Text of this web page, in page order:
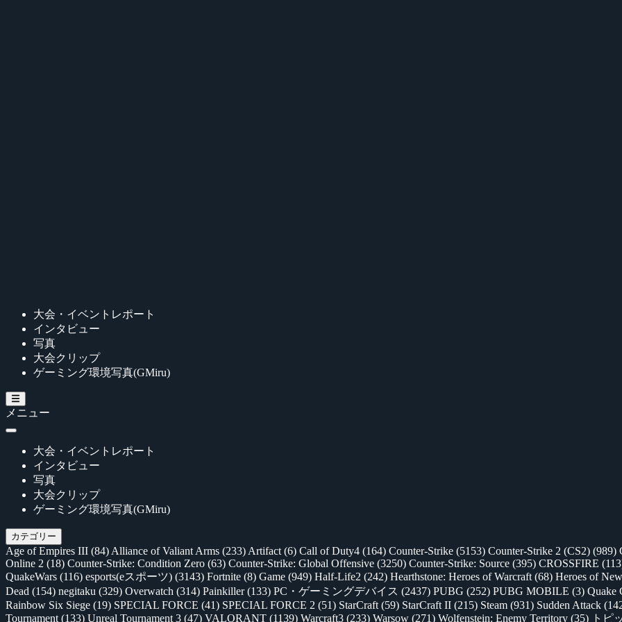
大会・イベントレポート
インタビュー
写真
大会クリップ
ゲーミング環境写真(GMiru)
メニュー
大会・イベントレポート
インタビュー
写真
大会クリップ
ゲーミング環境写真(GMiru)
カテゴリー
Age of Empires III (84) Alliance of Valiant Arms (233) Artifact (6) Call of Duty4 (164) Counter-Strike (5153) Counter-Strike 2 (CS2) (989)
Online 2 (18) Counter-Strike: Condition Zero (63) Counter-Strike: Global Offensive (3250) Counter-Strike: Source (395) CROSSFIRE
QuakeWars (116) esports(eスポーツ) (3143) Fortnite (8) Game (949) Half-Life2 (242) Hearthstone: Heroes of Warcraft (68) Heroes of
Dead (154) negitaku (329) Overwatch (314) Painkiller(133) PC・ゲーミングデバイス (2437) PUBG (252) PUBG MOBILE (3) Quake
Rainbow Six Siege (19) SPECIAL FORCE (41) SPECIAL FORCE 2 (51) StarCraft (59) StarCraft II (215) Steam (931) Sudden Attack
Tournament (133) Unreal Tournament 3 (47) VALORANT (1139) Warcraft3 (233) Warsow (271) Wolfenstein: Enemy Territory (35) トピ